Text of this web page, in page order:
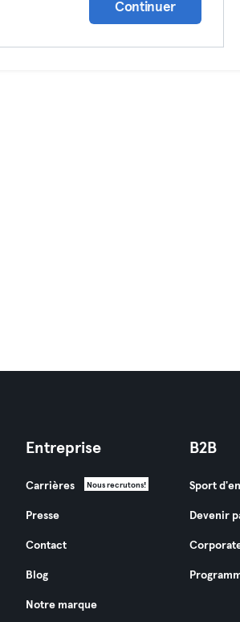
Continuer
Entreprise
Carrières Nous recrutons!
Presse
Contact
Blog
Notre marque
B2B
Sport
Devenir